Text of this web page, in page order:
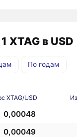
XTAG в USD
По годам
XTAG/USD
0,00048
0,00049